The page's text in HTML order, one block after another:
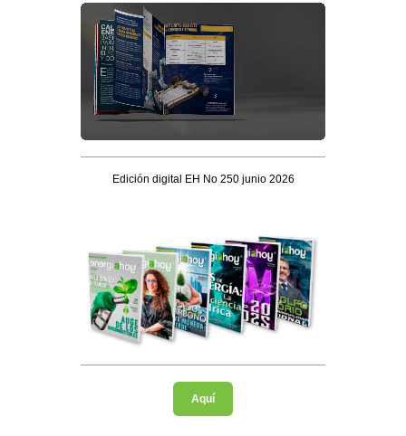
Edición digital EH No 250 junio 2026
Aquí